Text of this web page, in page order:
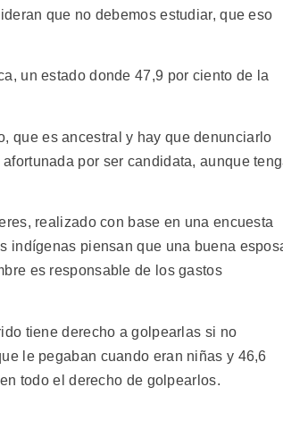
que no debemos estudiar, que eso
un estado donde 47,9 por ciento de la
que es ancestral y hay que denunciarlo
por ser candidata, aunque
realizado con base en una encuesta
indígenas piensan que una buena
es responsable de los gastos
tiene derecho a golpearlas si no
le pegaban cuando eran niñas y 46,6
todo el derecho de golpearlos.